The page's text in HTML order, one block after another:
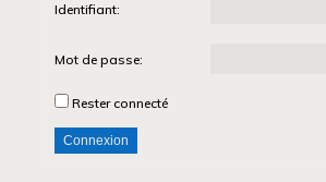
Identifiant:
Mot de passe:
Rester connecté
Connexion